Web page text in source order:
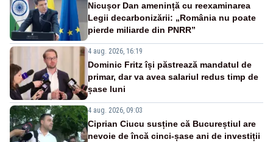
Nicușor Dan amenință cu reexaminarea
Legii decarbonizării: „România nu poate
pierde miliarde din PNRR”
4 aug. 2026, 16:19
Dominic Fritz își păstrează mandatul de
primar, dar va avea salariul redus timp de
șase luni
4 aug. 2026, 09:03
Ciprian Ciucu susține că Bucureștiul are
nevoie de încă cinci-șase ani de investiții